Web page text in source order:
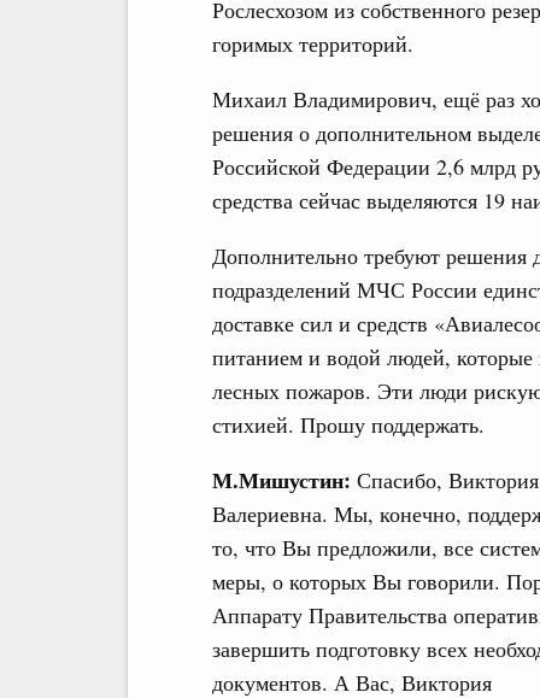
Рослесхозом из собственного
горимых территорий.
Михаил Владимирович, ещё раз
решения о дополнительном
Российской Федерации 2,6 млрд
средства сейчас выделяются 19
Дополнительно требуют решения
подразделений МЧС России
доставке сил и средств
питанием и водой людей,
лесных пожаров. Эти люди
стихией. Прошу поддержать.
М.Мишустин: Спасибо, Виктория
Валериевна. Мы, конечно,
то, что Вы предложили, все
меры, о которых Вы говорили.
Аппарату Правительства
завершить подготовку всех
документов. А Вас, Виктория